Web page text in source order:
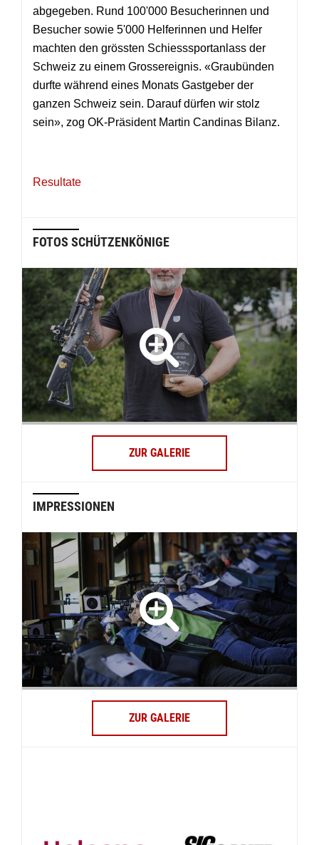
abgegeben. Rund 100'000 Besucherinnen und
Besucher sowie 5'000 Helferinnen und Helfer
machten den grössten Schiesssportanlass der
Schweiz zu einem Grossereignis. «Graubünden
durfte während eines Monats Gastgeber der
ganzen Schweiz sein. Darauf dürfen wir stolz
sein», zog OK-Präsident Martin Candinas Bilanz.
Resultate
FOTOS SCHÜTZENKÖNIGE
ZUR GALERIE
IMPRESSIONEN
ZUR GALERIE